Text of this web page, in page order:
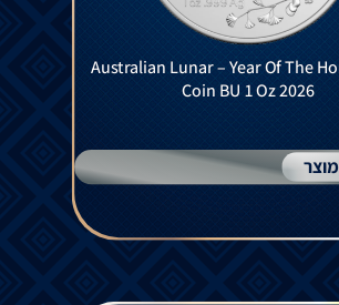
Australian Lunar – Year Of The
Coin BU 1 Oz 2026